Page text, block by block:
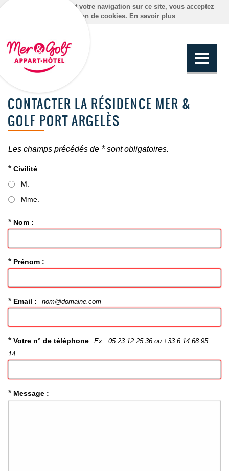
En poursuivant votre navigation sur ce site, vous acceptez
l'utilisation de cookies. En savoir plus
CONTACTER LA RÉSIDENCE MER &
GOLF PORT ARGELÈS
Les champs précédés de *sont obligatoires.
* Civilité
M.
Mme.
* Nom :
* Prénom :
* Email : nom@domaine.com
* Votre n° de téléphone
Ex : 05 23 12 25 36 ou +33 6 14 68 95
14
* Message :